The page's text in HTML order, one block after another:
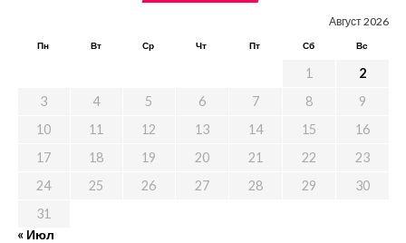
Август 2026
Пн Вт Ср Чт Пт Сб Вс
1
2
3
4 5 6 7 8
9
10
11 12 13 14 15
16
17
18 19 20 21 22
23
24
25 26 27 28 29
30
31
« Июл